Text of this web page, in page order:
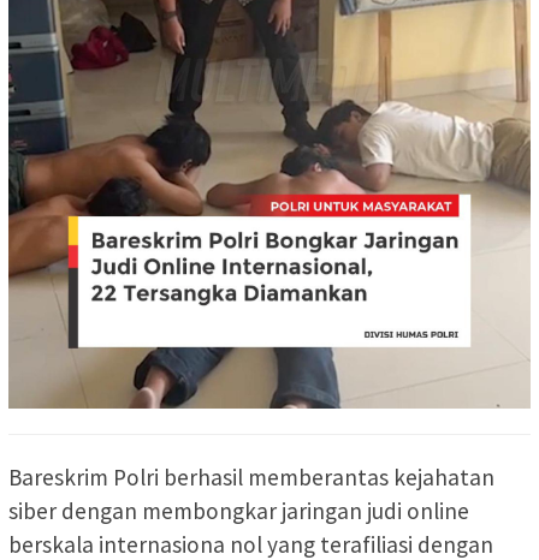
Bareskrim Polri berhasil memberantas kejahatan
siber dengan membongkar jaringan judi online
berskala internasiona nol yang terafiliasi dengan